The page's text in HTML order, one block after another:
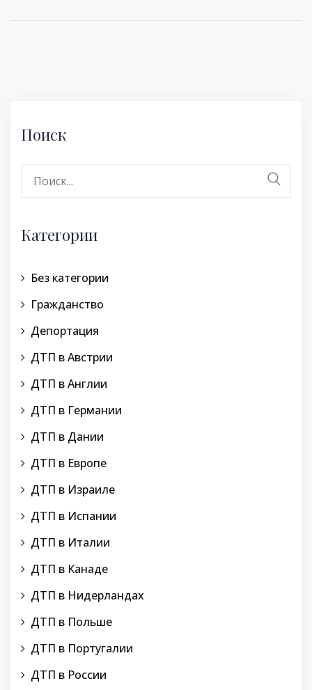
Поиск
Категории
Без категории
Гражданство
Депортация
ДТП в Австрии
ДТП в Англии
ДТП в Германии
ДТП в Дании
ДТП в Европе
ДТП в Израиле
ДТП в Испании
ДТП в Италии
ДТП в Канаде
ДТП в Нидерландах
ДТП в Польше
ДТП в Португалии
ДТП в России